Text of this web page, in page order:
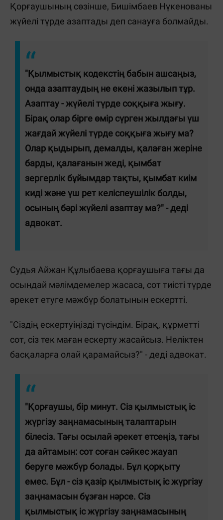
Қорғаушының сөзінше, Бишімбаев Нүкенованы
жүйелі түрде азаптады деп санауға болмайды.
"Қылмыстық кодекстің бабын ашсаңыз,
онда азаптаудың не екені жазылып тұр.
Азаптау - жүйелі түрде соққыға жығу.
Бірақ олар бірге өмір сүрген жылдағы үш
жағдай жүйелі түрде соққыға жығу ма?
Олар қыдырып, демалды, қалаған жеріне
барды, қалағанын жеді, қымбат
зергерлік бұйымдар тақты, қымбат киім
киді және үш рет келіспеушілік болды,
осының бәрі жүйелі азаптау ма?" - деді
адвокат.
Судья Айжан Құлыбаева қорғаушыға тағы да
осындай мәлімдемелер жасаса, сот тиісті түрде
әрекет етуге мәжбүр болатынын ескертті.
"Сіздің ескертуіңізді түсіндім. Бірақ, құрметті
сот, сіз тек маған ескерту жасайсыз. Неліктен
басқаларға олай қарамайсыз?" - деді адвокат.
"Қорғаушы, бір минут. Сіз қылмыстық іс
жүргізу заңнамасының талаптарын
білесіз. Тағы осылай әрекет етсеңіз, тағы
да айтамын: сот соған сәйкес жауап
беруге мәжбүр болады. Бұл қорқыту
емес. Бұл - сіз қазір қылмыстық іс жүргізу
заңнамасын бұзған нәрсе. Сіз
қылмыстық іс жүргізу заңнамасының